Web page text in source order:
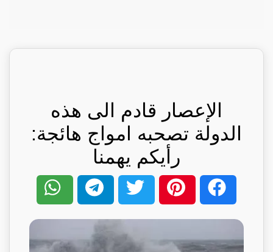
الإعصار قادم الى هذه
الدولة تصحبه امواج هائجة:
رأيكم يهمنا